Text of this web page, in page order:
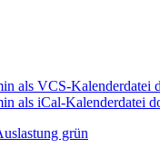
als VCS-Kalenderdatei
als iCal-Kalenderdatei